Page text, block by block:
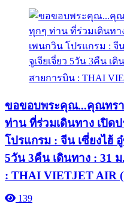
ขอขอบพระคุณ...คุณทร
ท่าน ที่ร่วมเดินทาง เปิด
โปรแกรม : จีน เซี่ยงไฮ้
5วัน 3คืน เดินทาง : 31
: THAI VIETJET AIR
139